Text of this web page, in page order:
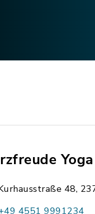
Yoga
48,
4551 9991234